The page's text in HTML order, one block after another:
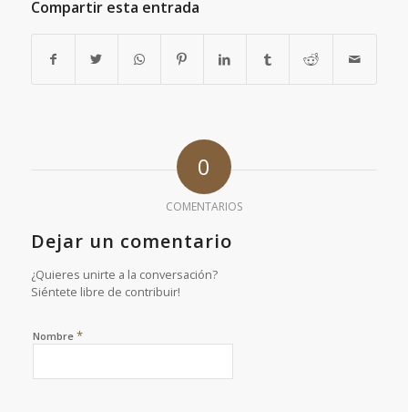
Compartir esta entrada
0
COMENTARIOS
Dejar un comentario
¿Quieres unirte a la conversación?
Siéntete libre de contribuir!
Nombre *